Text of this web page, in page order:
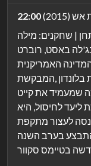
22:00
(2015)
| שחקנים: מילה
באסט, רוברט
האמריקנית
בלונדון ,המבקשת
שמעמיד את קייט
ליעד לחיסול, היא
לעצור מתקפת
בערב השנה